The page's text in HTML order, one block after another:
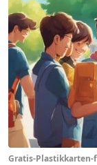
Gratis-